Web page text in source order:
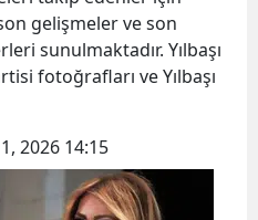
gelişmeler ve son
sunulmaktadır. Yılbaşı
fotoğrafları ve Yılbaşı
2026 14:15